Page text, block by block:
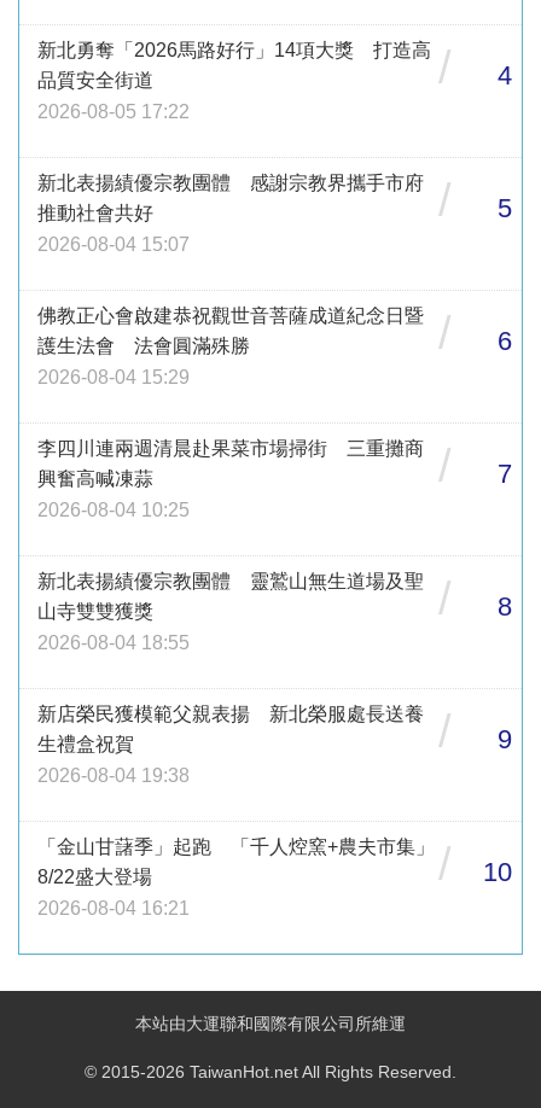
新北勇奪「2026馬路好行」14項大獎 打造高
品質安全街道
2026-08-05 17:22
/ 4
新北表揚績優宗教團體 感謝宗教界攜手市府
推動社會共好
2026-08-04 15:07
/ 5
佛教正心會啟建恭祝觀世音菩薩成道紀念日暨
護生法會 法會圓滿殊勝
2026-08-04 15:29
/ 6
李四川連兩週清晨赴果菜市場掃街 三重攤商
興奮高喊凍蒜
2026-08-04 10:25
/ 7
新北表揚績優宗教團體 靈鷲山無生道場及聖
山寺雙雙獲獎
2026-08-04 18:55
/ 8
新店榮民獲模範父親表揚 新北榮服處長送養
生禮盒祝賀
2026-08-04 19:38
/ 9
「金山甘藷季」起跑 「千人焢窯+農夫市集」
8/22盛大登場
2026-08-04 16:21
/ 10
本站由大運聯和國際有限公司所維運
© 2015-2026 TaiwanHot.net All Rights Reserved.